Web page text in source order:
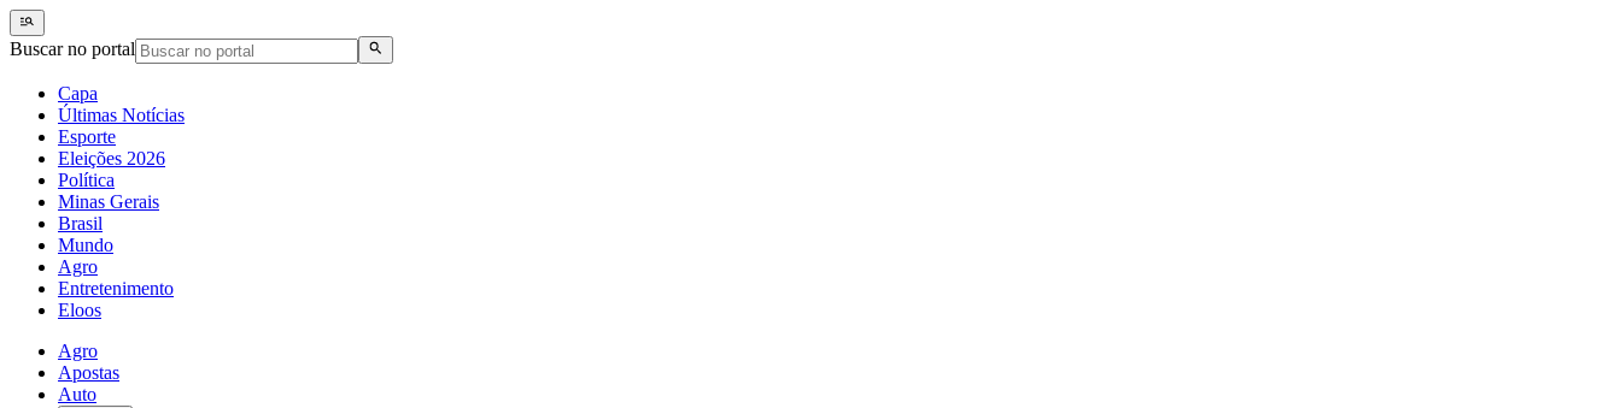
Buscar no portal
Capa
Últimas Notícias
Esporte
Eleições 2026
Política
Minas Gerais
Brasil
Mundo
Agro
Entretenimento
Eloos
Agro
Apostas
Auto